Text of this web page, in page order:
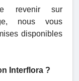
revenir sur
nous vous
disponibles
Interflora ?